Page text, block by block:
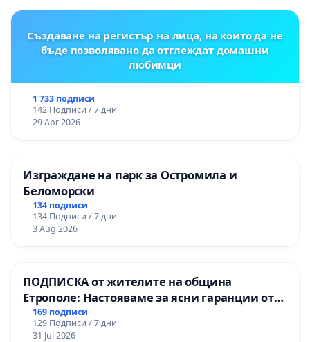
Създаване на регистър на лица, на които да не
бъде позволявано да отглеждат домашни
любимци
1 733 подписи
142 Подписи / 7 дни
29 Apr 2026
Изграждане на парк за Остромила и
Беломорски
134 подписи
134 Подписи / 7 дни
3 Aug 2026
ПОДПИСКА от жителите на община
Етрополе: Настояваме за ясни гаранции от
“Елаците-МЕД” АД и от държавата, че ще се
изпълнят всички екологични норми!
169 подписи
129 Подписи / 7 дни
31 Jul 2026